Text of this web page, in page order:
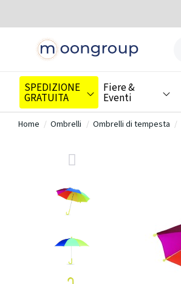
SPEDIZIONE
GRATUITA
Fiere &
Eventi
Home Ombrelli Ombrelli di tempesta